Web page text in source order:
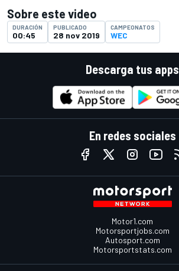
Sobre este video
DURACIÓN
00:45
PUBLICADO
28 nov 2019
CAMPEONATOS
WEC
Descarga tus apps
En redes sociales
Motor1.com
Motorsportjobs.com
Autosport.com
Motorsportstats.com